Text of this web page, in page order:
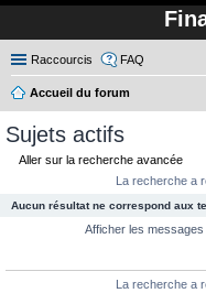
Raccourcis FAQ
Accueil du forum
Sujets actifs
Aller sur la recherche avancée
La recherche a
Aucun résultat ne correspond aux
Afficher les messages
La recherche a